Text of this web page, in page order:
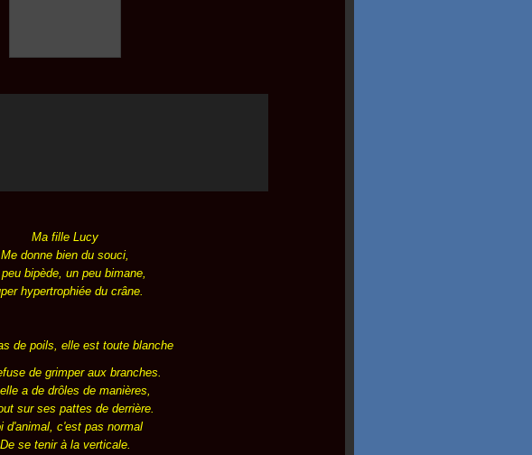
Ma fille Lucy
Me donne bien du souci,
peu bipède, un peu bimane,
hypertrophiée du crâne.
de poils, elle est toute blanche
de grimper aux branches.
a de drôles de manières,
sur ses pattes de derrière.
d'animal, c'est pas normal
De se tenir à la verticale.